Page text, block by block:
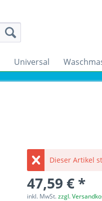
Universal
Dieser Artikel
47,59 € *
inkl. MwSt.zzgl.